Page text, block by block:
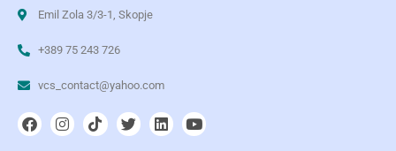
Emil Zola 3/3-1, Skopje
+389 75 243 726
vcs_contact@yahoo.com